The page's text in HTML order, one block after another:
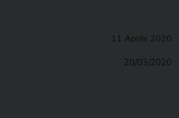
11 Aprile 2020
20/03/2020